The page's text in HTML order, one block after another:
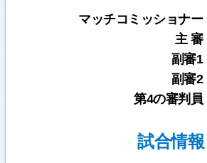
マッチコミッショナー
主 審
副審1
副審2
第4の審判員
試合情報